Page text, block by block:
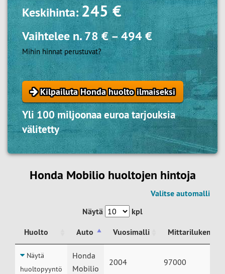
Keskihinta:245 €
Vaihtelee n.78 €–494 €
Mihin hinnat perustuvat?
Kilpailuta Honda huolto ilmaiseksi
Yli 100 miljoonaa euroa tarjouksia
välitetty
Honda Mobilio huoltojen hintoja
Valitse automalli
Näytä
kpl
Huolto
Auto Vuosimalli
Mittarilukema
Huolto
Auto
Näytä
huoltopyyntö
Honda
Mobilio
2004 97000